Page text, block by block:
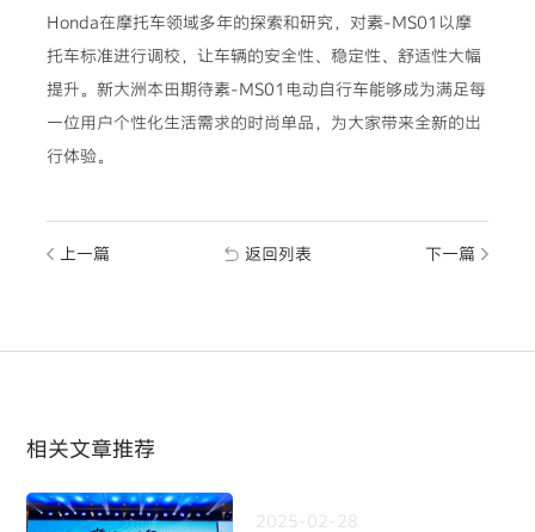
Honda在摩托车领域多年的探索和研究，对素-MS01以摩
托车标准进行调校，让车辆的安全性、稳定性、舒适性大幅
提升。新大洲本田期待素-MS01电动自行车能够成为满足每
一位用户个性化生活需求的时尚单品，为大家带来全新的出
行体验。
上一篇 返回列表 下一篇
相关文章推荐
2025-02-28